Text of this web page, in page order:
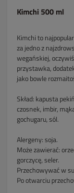
Kimchi 500 ml
Kimchi to
za jedno z
wegańskiej,
przystawka,
jako bowle
Skład: kapusta
czosnek, imbir,
gochugaru, sól.
Alergeny: soja.
Może zawierać:
gorczycę, seler.
Przechowywać w
Po otwarciu